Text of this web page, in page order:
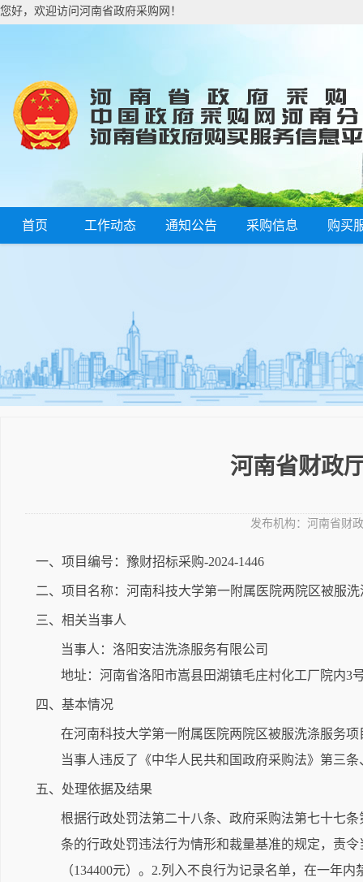
您好，欢迎访问河南省政府采购网！
首页 工作动态 通知公告 采购信息 购买
河南省财政
发布机构： 河南省财
一、项目编号：豫财招标采购-2024-1446
二、项目名称：河南科技大学第一附属医院两院区被服
三、相关当事人
当事人：洛阳安洁洗涤服务有限公司
地址：河南省洛阳市嵩县田湖镇毛庄村化工厂院内3
四、基本情况
在河南科技大学第一附属医院两院区被服洗涤服务
当事人违反了《中华人民共和国政府采购法》第三
五、处理依据及结果
根据行政处罚法第二十八条、政府采购法第七十七
条的行政处罚违法行为情形和裁量基准的规定，责
（134400元）。2.列入不良行为记录名单，在一年